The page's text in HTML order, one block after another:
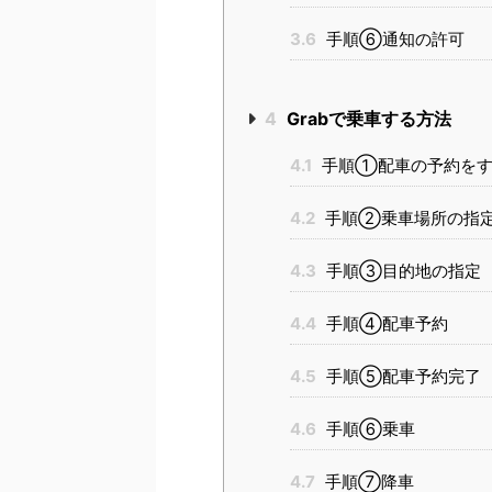
3.6 手順⑥通知の許可
4 Grabで乗車する方法
4.1 手順①配車の予約を
4.2 手順②乗車場所の指
4.3 手順③目的地の指定
4.4 手順④配車予約
4.5 手順⑤配車予約完了
4.6 手順⑥乗車
4.7 手順⑦降車